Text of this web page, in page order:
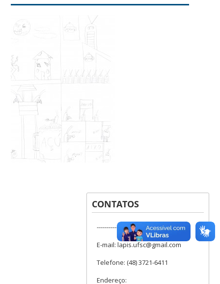
CONTATOS
--------------------------------------------
E-mail: lapis.ufsc@gmail.com
Telefone: (48) 3721-6411
Endereço: